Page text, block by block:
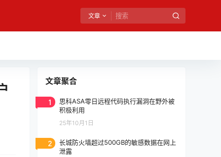
文章
文章聚合
1
思科ASA零日远程代码执行漏洞在野外被
积极利用
25年10月1日
2
长城防火墙超过500GB的敏感数据在网上
泄露